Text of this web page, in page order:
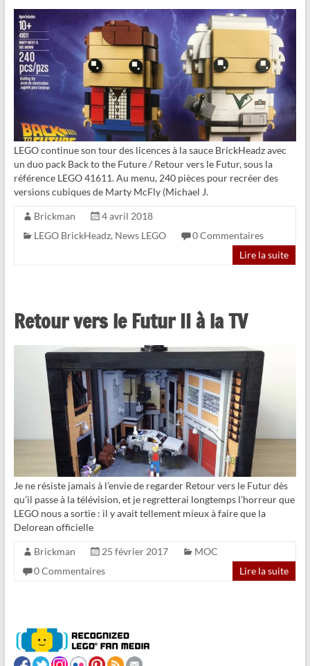
LEGO continue son tour des licences à la sauce BrickHeadz avec
un duo pack Back to the Future / Retour vers le Futur, sous la
référence LEGO 41611. Au menu, 240 pièces pour recréer des
versions cubiques de Marty McFly (Michael J.
Brickman
4 avril 2018
LEGO BrickHeadz, News LEGO
0 Commentaires
Lire la suite
Retour vers le Futur II à la TV
Je ne résiste jamais à l’envie de regarder Retour vers le Futur dès
qu’il passe à la télévision, et je regretterai longtemps l’horreur que
LEGO nous a sortie : il y avait tellement mieux à faire que la
Delorean officielle
Brickman 25 février 2017
MOC
0 Commentaires
Lire la suite